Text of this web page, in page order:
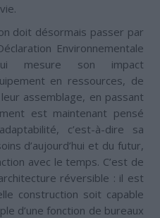
doit désormais passer par
Environnementale
mesure son impact
en ressources, de
assemblage, en passant
est maintenant pensé
c’est-à-dire sa
d’aujourd’hui et du futur,
avec le temps. C’est de
réversible : il est
construction soit capable
d’une fonction de bureaux